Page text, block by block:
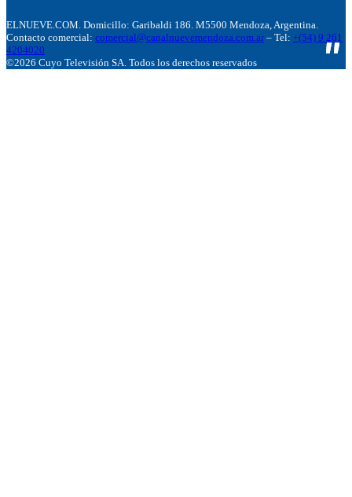
ELNUEVE.COM. Domicillo: Garibaldi 186. M5500 Mendoza, Argentina.
Contacto comercial: comercial@canalnuevemendoza.com.ar – Tel: +(54) 9 261
4204020
©2026 Cuyo Televisión SA. Todos los derechos reservados